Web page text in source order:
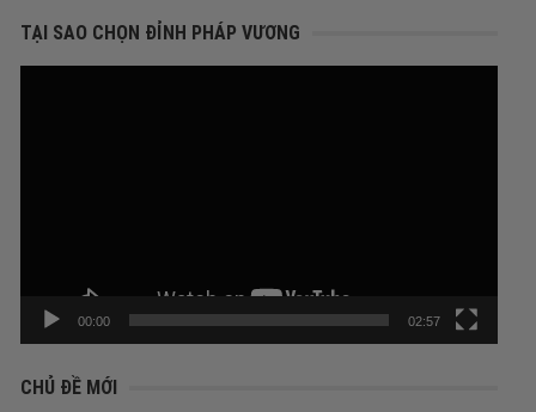
TẠI SAO CHỌN ĐỈNH PHÁP VƯƠNG
00:00 02:57
CHỦ ĐỀ MỚI